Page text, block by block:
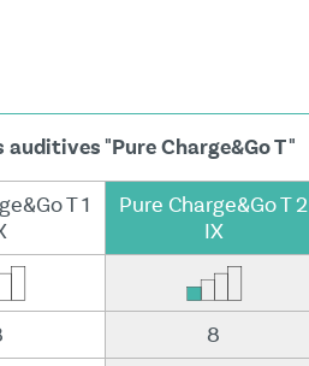
"Pure Charge&Go T "
T 1
Pure Charge&Go T 2
IX
8